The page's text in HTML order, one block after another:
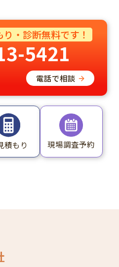
・診断無料です！
5421
電話で相談
積もり 現場調査予約